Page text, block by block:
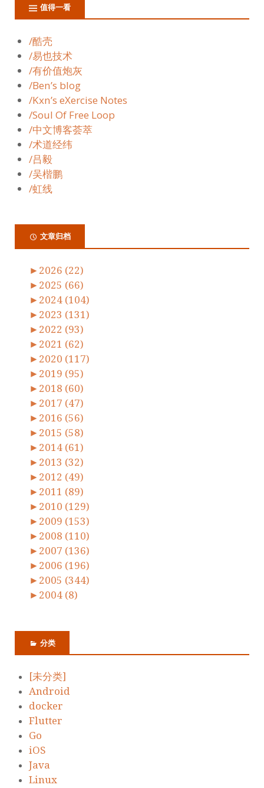
值得一看
/酷壳
/易也技术
/有价值炮灰
/Ben’s blog
/Kxn’s eXercise Notes
/Soul Of Free Loop
/中文博客荟萃
/术道经纬
/吕毅
/吴楷鹏
/虹线
文章归档
► 2026 (22)
► 2025 (66)
► 2024 (104)
► 2023 (131)
► 2022 (93)
► 2021 (62)
► 2020 (117)
► 2019 (95)
► 2018 (60)
► 2017 (47)
► 2016 (56)
► 2015 (58)
► 2014 (61)
► 2013 (32)
► 2012 (49)
► 2011 (89)
► 2010 (129)
► 2009 (153)
► 2008 (110)
► 2007 (136)
► 2006 (196)
► 2005 (344)
► 2004 (8)
分类
[未分类]
Android
docker
Flutter
Go
iOS
Java
Linux